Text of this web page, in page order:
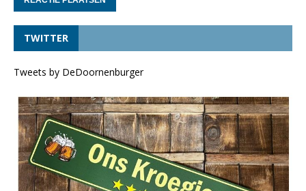
TWITTER
Tweets by DeDoornenburger